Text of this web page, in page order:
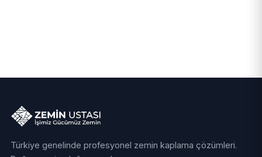
Türkiye genelinde profesyonel zemin kaplama çözümleri.